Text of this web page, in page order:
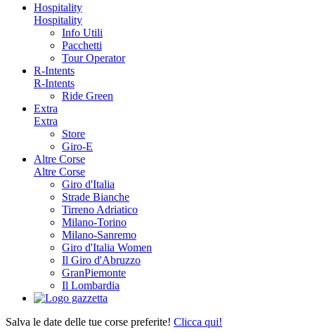
Hospitality
Hospitality
Info Utili
Pacchetti
Tour Operator
R-Intents
R-Intents
Ride Green
Extra
Extra
Store
Giro-E
Altre Corse
Altre Corse
Giro d'Italia
Strade Bianche
Tirreno Adriatico
Milano-Torino
Milano-Sanremo
Giro d'Italia Women
Il Giro d'Abruzzo
GranPiemonte
Il Lombardia
Salva le date delle tue corse preferite! Clicca qui!